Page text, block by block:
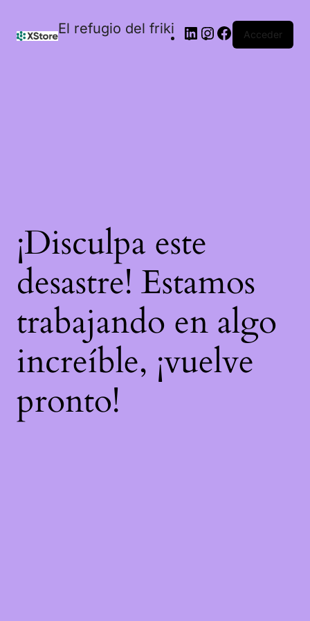
El refugio del friki Acceder
¡Disculpa este
desastre! Estamos
trabajando en algo
increíble, ¡vuelve
pronto!